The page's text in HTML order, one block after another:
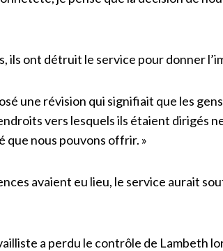
ils ont détruit le service pour donner
une révision qui signifiait que les
vers lesquels ils étaient dirigés
que nous pouvons offrir. »
avaient eu lieu, le service aurait
a perdu le contrôle de Lambeth